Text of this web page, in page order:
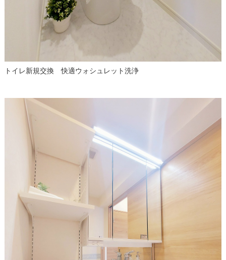
トイレ新規交換 快適ウォシュレット洗浄